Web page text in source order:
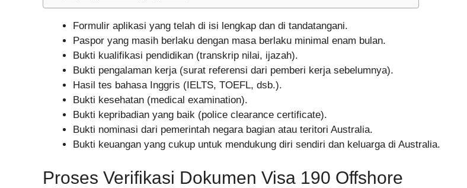
Formulir aplikasi yang telah di isi lengkap dan di tandatangani.
Paspor yang masih berlaku dengan masa berlaku minimal enam bulan.
Bukti kualifikasi pendidikan (transkrip nilai, ijazah).
Bukti pengalaman kerja (surat referensi dari pemberi kerja sebelumnya).
Hasil tes bahasa Inggris (IELTS, TOEFL, dsb.).
Bukti kesehatan (medical examination).
Bukti kepribadian yang baik (police clearance certificate).
Bukti nominasi dari pemerintah negara bagian atau teritori Australia.
Bukti keuangan yang cukup untuk mendukung diri sendiri dan keluarga di Australia.
Proses Verifikasi Dokumen Visa 190 Offshore